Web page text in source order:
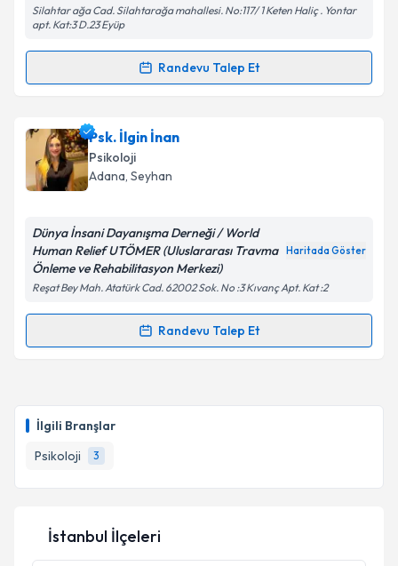
İlgili Branşlar
Psikoloji
3
Silahtar ağa Cad. Silahtarağa mahallesi. No:117/ 1 Keten Haliç . Yontar
apt. Kat:3 D.23 Eyüp
Randevu Talep Et
Randevu Takvimi Talebi
Psk. Ayşenur Özmen
oluşturun. Size bu uzmandan randevu almanız için bir
takvim hazırlandığında e-posta ile bilgilendireceğiz.
Kişisel verilerimin işlenmesine ilişkinAydınlatma
Metni'ni okudum ve kişisel verilerimin belirtilen
kapsamda işlenmesini kabul ediyorum.
Psk. İlgin İnan
Psikoloji
Adana, Seyhan
Dünya İnsani Dayanışma Derneği / World
Human Relief UTÖMER (Uluslararası Travma
Önleme ve Rehabilitasyon Merkezi)
Haritada Göster
Reşat Bey Mah. Atatürk Cad. 62002 Sok. No :3 Kıvanç Apt. Kat :2
Randevu Talep Et
Randevu Takvimi Talebi
hazırlandığında e-posta ile bilgilendireceğiz.
E-posta Adresiniz
Kişisel verilerimin işlenmesine ilişkinAydınlatma
İstanbul İlçeleri